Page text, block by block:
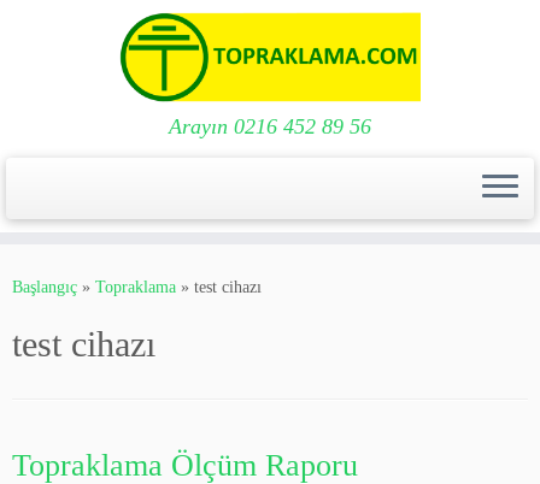
to
Arayın 0216 452 89 56
Başlangıç » Topraklama » test cihazı
test cihazı
Topraklama Ölçüm Raporu